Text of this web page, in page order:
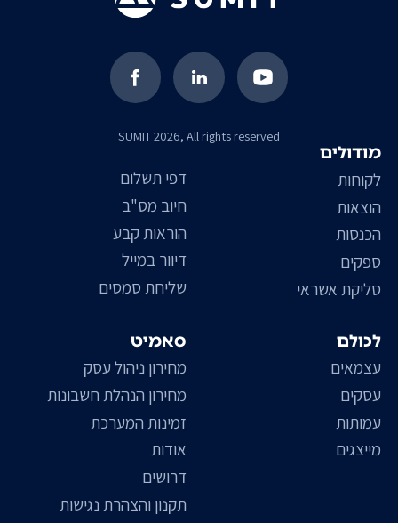
SUMIT 2026, All rights reserved
סאמיט
מחירון ניהול עסק
מחירון הנהלת חשבונות
זמינות המערכת
אודות
דרושים
תקנון והצהרת נגישות
דפי תשלום
חיוב מס"ב
הוראות קבע
דיוור במייל
שליחת סמסים
מודולים
לקוחות
הוצאות
הכנסות
ספקים
סליקת אשראי
לכולם
עצמאים
עסקים
עמותות
מייצגים